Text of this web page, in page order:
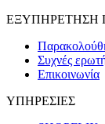
ΕΞΥΠΗΡΕΤΗΣΗ
Συχνές
Επικοινωνία
ΥΠΗΡΕΣΙΕΣ